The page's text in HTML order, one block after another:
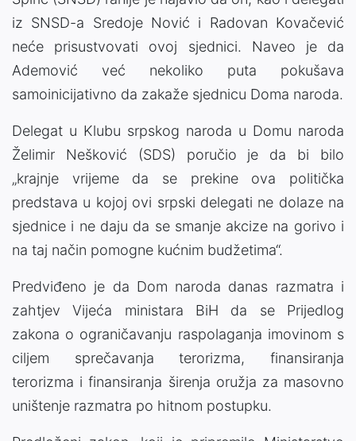
iz SNSD-a Sredoje Nović i Radovan Kovačević
neće prisustvovati ovoj sjednici. Naveo je da
Ademović već nekoliko puta pokušava
samoinicijativno da zakaže sjednicu Doma naroda.
Delegat u Klubu srpskog naroda u Domu naroda
Želimir Nešković (SDS) poručio je da bi bilo
„krajnje vrijeme da se prekine ova politička
predstava u kojoj ovi srpski delegati ne dolaze na
sjednice i ne daju da se smanje akcize na gorivo i
na taj način pomogne kućnim budžetima“.
Predviđeno je da Dom naroda danas razmatra i
zahtjev Vijeća ministara BiH da se Prijedlog
zakona o ograničavanju raspolaganja imovinom s
ciljem sprečavanja terorizma, finansiranja
terorizma i finansiranja širenja oružja za masovno
uništenje razmatra po hitnom postupku.